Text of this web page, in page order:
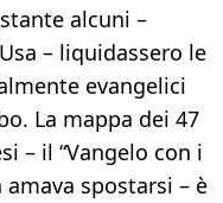
alcuni –
– liquidassero le
evangelici
La mappa dei 47
– il “Vangelo con i
spostarsi – è